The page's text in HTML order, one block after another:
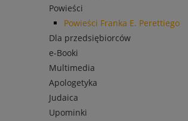
Powieści
Powieści Franka E. Perettiego
Dla przedsiębiorców
e-Booki
Multimedia
Apologetyka
Judaica
Upominki